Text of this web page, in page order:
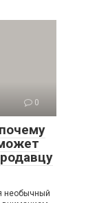
0
необычный